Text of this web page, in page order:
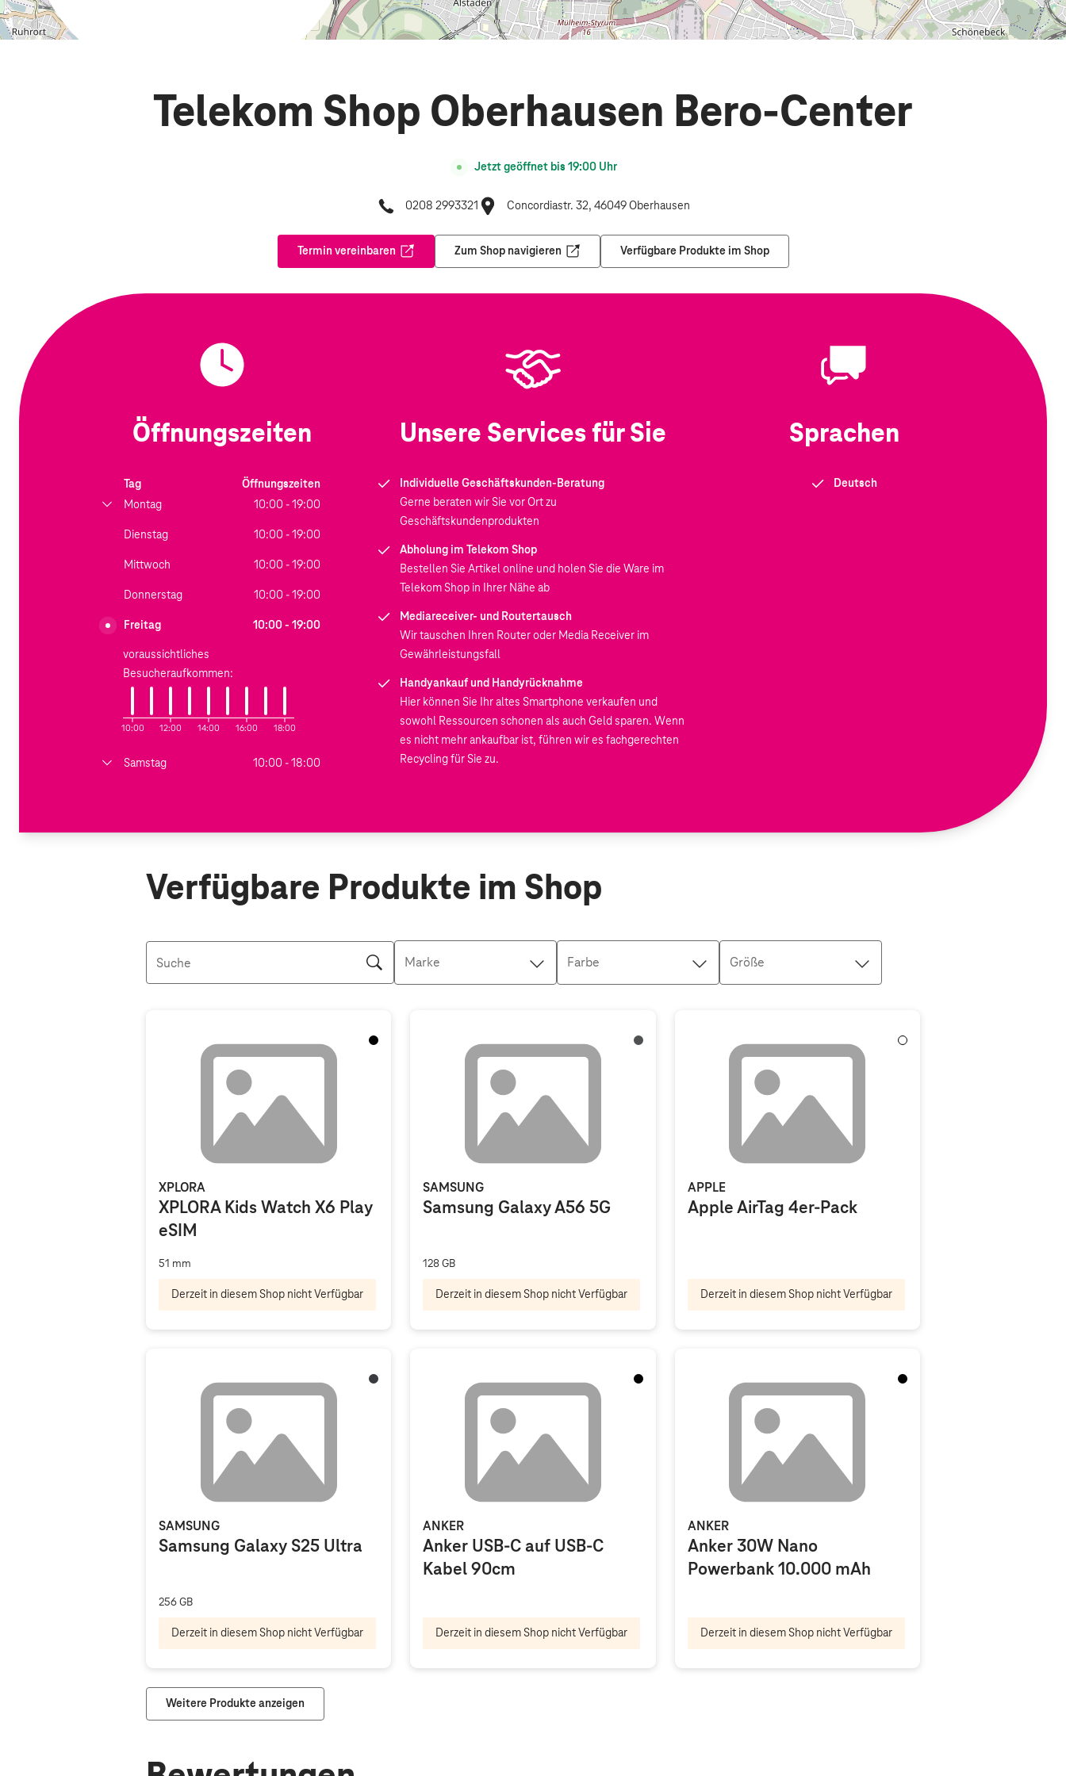
Telekom Shop Oberhausen Bero-Center
Jetzt geöffnet bis 19:00 Uhr
0208 2993321 Concordiastr. 32, 46049 Oberhausen
Termin vereinbaren
Öffnet in einem neuen Tab
Zum Shop navigieren
Öffnet in einem neuen Tab
Verfügbare Produkte im Shop
Öffnungszeiten
Tag
Öffnungszeiten
Montag
10:00 - 19:00
Dienstag 10:00 - 19:00
Mittwoch 10:00 - 19:00
Donnerstag 10:00 - 19:00
Freitag 10:00 - 19:00
voraussichtliches
Besucheraufkommen:
10:00 12:00 14:00 16:00 18:00
Samstag 10:00 - 18:00
Unsere Services für Sie
Individuelle Geschäftskunden-Beratung
Gerne beraten wir Sie vor Ort zu
Geschäftskundenprodukten
Abholung im Telekom Shop
Bestellen Sie Artikel online und holen Sie die Ware im
Telekom Shop in Ihrer Nähe ab
Mediareceiver- und Routertausch
Wir tauschen Ihren Router oder Media Receiver im
Gewährleistungsfall
Handyankauf und Handyrücknahme
Hier können Sie Ihr altes Smartphone verkaufen und
sowohl Ressourcen schonen als auch Geld sparen. Wenn
es nicht mehr ankaufbar ist, führen wir es fachgerechten
Recycling für Sie zu.
Sprachen
Deutsch
Verfügbare Produkte im Shop
Suche Marke Farbe Größe
Black
XPLORA
XPLORA Kids Watch X6 Play
eSIM
51 mm
Derzeit in diesem Shop nicht Verfügbar
Awesome Graphite
SAMSUNG
Samsung Galaxy A56 5G
128 GB
Derzeit in diesem Shop nicht Verfügbar
Weiß
APPLE
Apple AirTag 4er-Pack
Derzeit in diesem Shop nicht Verfügbar
Titanium Black
SAMSUNG
Samsung Galaxy S25 Ultra
256 GB
Derzeit in diesem Shop nicht Verfügbar
Schwarz
ANKER
Anker USB-C auf USB-C
Kabel 90cm
Derzeit in diesem Shop nicht Verfügbar
Schwarz
ANKER
Anker 30W Nano
Powerbank 10.000 mAh
Derzeit in diesem Shop nicht Verfügbar
Weitere Produkte anzeigen